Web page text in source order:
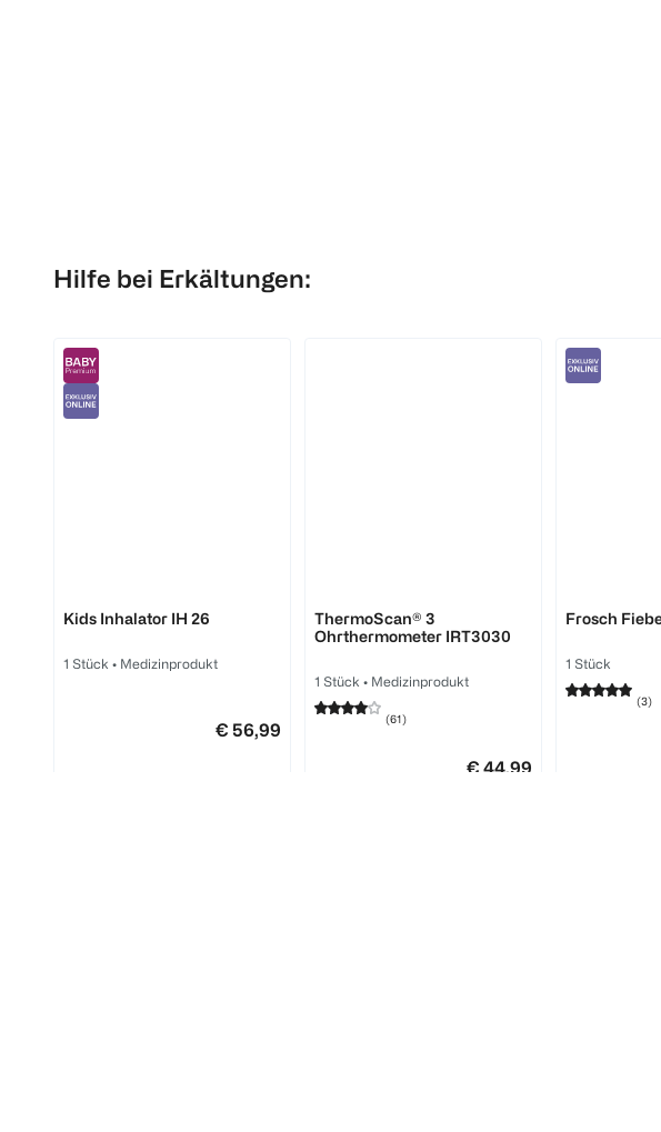
Hilfe bei Erkältungen:
Kids Inhalator IH 26
1 Stück • Medizinprodukt
€ 56,99
ThermoScan® 3
Ohrthermometer IRT3030
1 Stück • Medizinprodukt
(61)
€ 44,99
Frosch
1 Stück
(3)